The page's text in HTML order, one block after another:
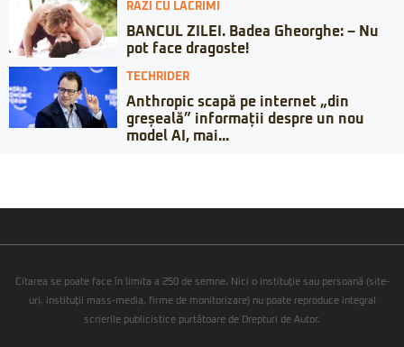
RAZI CU LACRIMI
BANCUL ZILEI. Badea Gheorghe: – Nu
pot face dragoste!
TECHRIDER
Anthropic scapă pe internet „din
greșeală” informații despre un nou
model AI, mai...
Citarea se poate face în limita a 250 de semne. Nici o instituţie sau persoană (site-
uri, instituţii mass-media, firme de monitorizare) nu poate reproduce integral
scrierile publicistice purtătoare de Drepturi de Autor.